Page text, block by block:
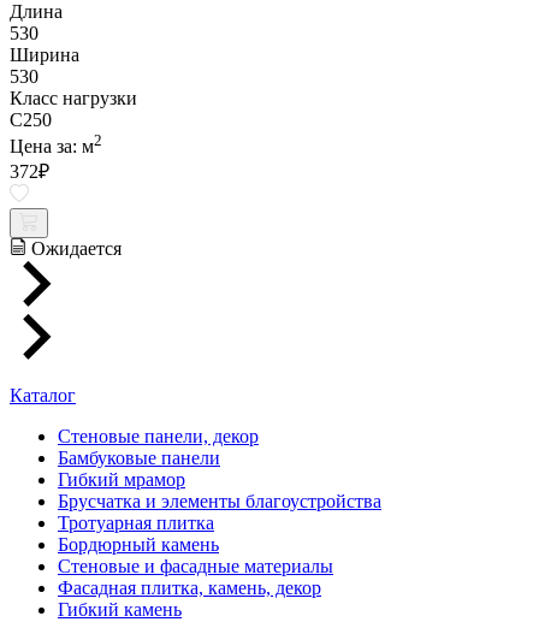
Длина
530
Ширина
530
Класс нагрузки
C250
Цена за: м2
372₽
Ожидается
Каталог
Стеновые панели, декор
Бамбуковые панели
Гибкий мрамор
Брусчатка и элементы благоустройства
Тротуарная плитка
Бордюрный камень
Стеновые и фасадные материалы
Фасадная плитка, камень, декор
Гибкий камень